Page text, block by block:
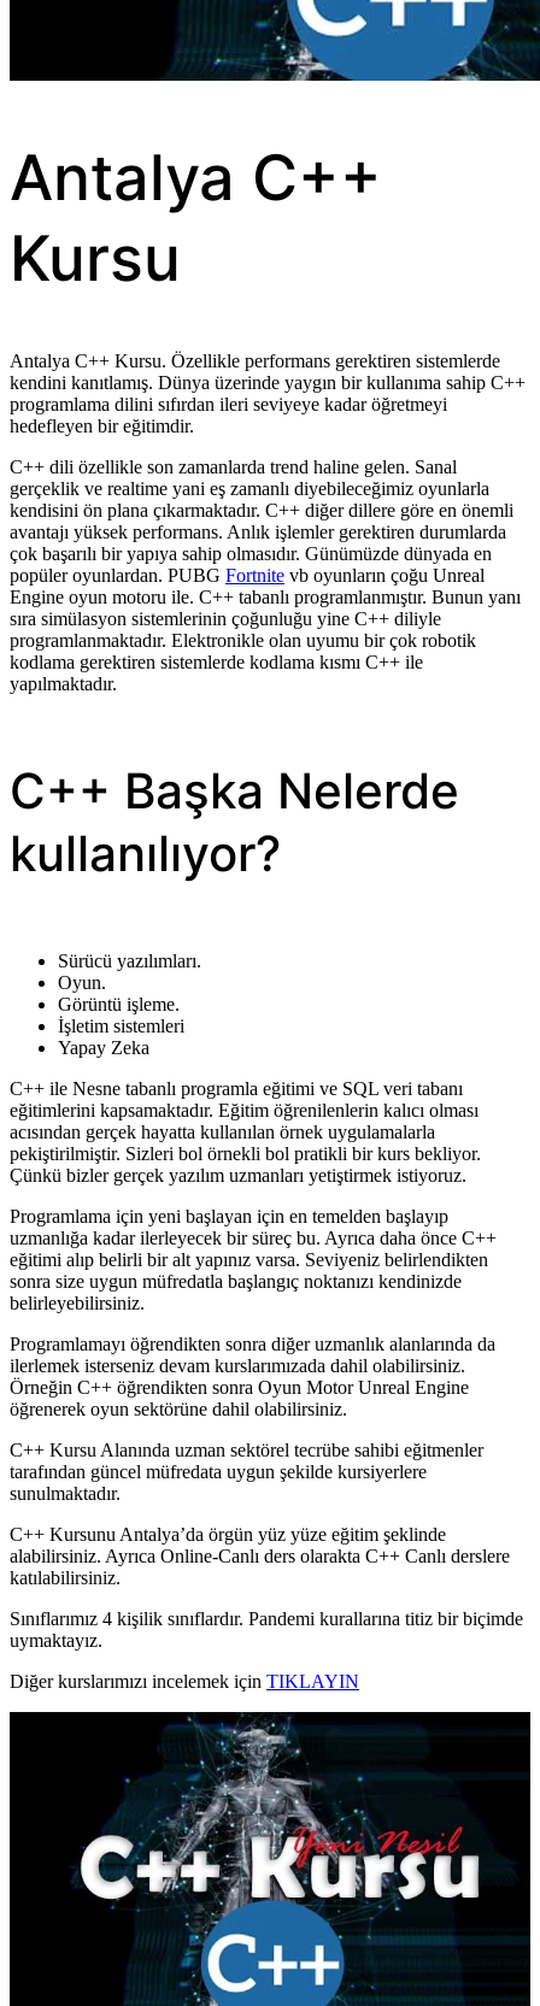
Antalya C++
Kursu
Antalya C++ Kursu. Özellikle performans gerektiren sistemlerde
kendini kanıtlamış. Dünya üzerinde yaygın bir kullanıma sahip C++
programlama dilini sıfırdan ileri seviyeye kadar öğretmeyi
hedefleyen bir eğitimdir.
C++ dili özellikle son zamanlarda trend haline gelen. Sanal
gerçeklik ve realtime yani eş zamanlı diyebileceğimiz oyunlarla
kendisini ön plana çıkarmaktadır. C++ diğer dillere göre en önemli
avantajı yüksek performans. Anlık işlemler gerektiren durumlarda
çok başarılı bir yapıya sahip olmasıdır. Günümüzde dünyada en
popüler oyunlardan. PUBG Fortnite vb oyunların çoğu Unreal
Engine oyun motoru ile. C++ tabanlı programlanmıştır. Bunun yanı
sıra simülasyon sistemlerinin çoğunluğu yine C++ diliyle
programlanmaktadır. Elektronikle olan uyumu bir çok robotik
kodlama gerektiren sistemlerde kodlama kısmı C++ ile
yapılmaktadır.
C++ Başka Nelerde
kullanılıyor?
Sürücü yazılımları.
Oyun.
Görüntü işleme.
İşletim sistemleri
Yapay Zeka
C++ ile Nesne tabanlı programla eğitimi ve SQL veri tabanı
eğitimlerini kapsamaktadır. Eğitim öğrenilenlerin kalıcı olması
acısından gerçek hayatta kullanılan örnek uygulamalarla
pekiştirilmiştir. Sizleri bol örnekli bol pratikli bir kurs bekliyor.
Çünkü bizler gerçek yazılım uzmanları yetiştirmek istiyoruz.
Programlama için yeni başlayan için en temelden başlayıp
uzmanlığa kadar ilerleyecek bir süreç bu. Ayrıca daha önce C++
eğitimi alıp belirli bir alt yapınız varsa. Seviyeniz belirlendikten
sonra size uygun müfredatla başlangıç noktanızı kendinizde
belirleyebilirsiniz.
Programlamayı öğrendikten sonra diğer uzmanlık alanlarında da
ilerlemek isterseniz devam kurslarımızada dahil olabilirsiniz.
Örneğin C++ öğrendikten sonra Oyun Motor Unreal Engine
öğrenerek oyun sektörüne dahil olabilirsiniz.
C++ Kursu Alanında uzman sektörel tecrübe sahibi eğitmenler
tarafından güncel müfredata uygun şekilde kursiyerlere
sunulmaktadır.
C++ Kursunu Antalya’da örgün yüz yüze eğitim şeklinde
alabilirsiniz. Ayrıca Online-Canlı ders olarakta C++ Canlı derslere
katılabilirsiniz.
Sınıflarımız 4 kişilik sınıflardır. Pandemi kurallarına titiz bir biçimde
uymaktayız.
Diğer kurslarımızı incelemek için TIKLAYIN